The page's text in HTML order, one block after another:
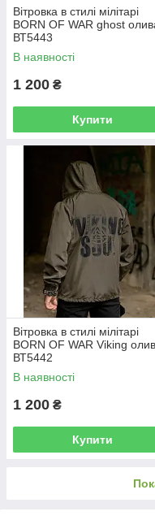
Вітровка в стилі мілітарі
BORN OF WAR ghost
ВТ5443
В наявності
1 200 ₴
Купити
Вітровка в стилі мілітарі
BORN OF WAR Viking
ВТ5442
В наявності
1 200 ₴
Купити